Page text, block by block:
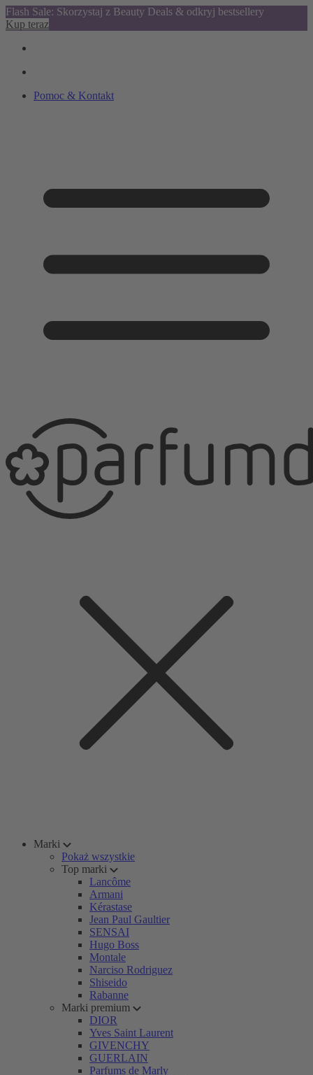
Flash Sale: Skorzystaj z Beauty Deals & odkryj bestsellery
Kup teraz
Pomoc & Kontakt
Marki
Pokaż wszystkie
Top marki
Lancôme
Armani
Kérastase
Jean Paul Gaultier
SENSAI
Hugo Boss
Montale
Narciso Rodriguez
Shiseido
Rabanne
Marki premium
DIOR
Yves Saint Laurent
GIVENCHY
GUERLAIN
Parfums de Marly